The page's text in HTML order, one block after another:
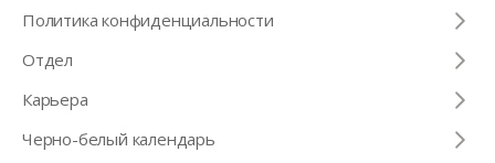
Политика конфиденциальности
Отдел
Карьера
Черно-белый календарь